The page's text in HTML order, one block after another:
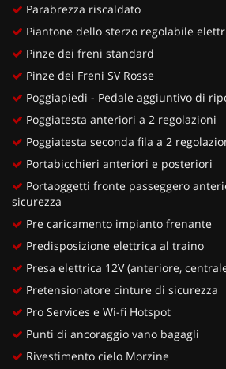
Parabrezza riscaldato
Piantone dello sterzo regolabile
Pinze dei freni standard
Pinze dei Freni SV Rosse
Poggiapiedi - Pedale aggiuntivo di
Poggiatesta anteriori a 2 regolazioni
Poggiatesta seconda fila a 2
Portabicchieri anteriori e posteriori
Portaoggetti fronte passeggero
sicurezza
Pre caricamento impianto frenante
Predisposizione elettrica al traino
Presa elettrica 12V (anteriore,
Pretensionatore cinture di sicurezza
Pro Services e Wi-fi Hotspot
Punti di ancoraggio vano bagagli
Rivestimento cielo Morzine